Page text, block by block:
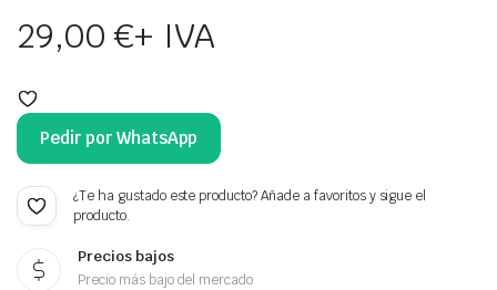
29,00€+ IVA
Pedir por WhatsApp
¿Te ha gustado este producto? Añade a favoritos y sigue el
producto.
Precios bajos
Precio más bajo del mercado